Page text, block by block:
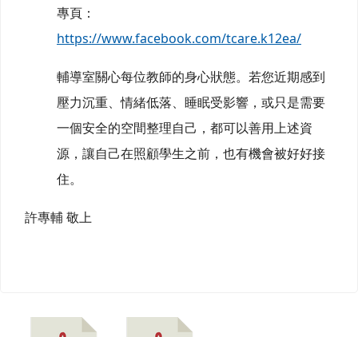
專頁：
https://www.facebook.com/tcare.k12ea/
輔導室關心每位教師的身心狀態。若您近期感到
壓力沉重、情緒低落、睡眠受影響，或只是需要
一個安全的空間整理自己，都可以善用上述資
源，讓自己在照顧學生之前，也有機會被好好接
住。
許專輔 敬上